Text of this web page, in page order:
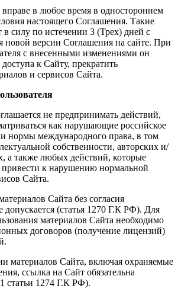
в любое время в одностороннем
настоящего Соглашения. Такие
в силу по истечении 3 (Трех) дней с
новой версии Соглашения на сайте. При
с внесенными изменениями он
доступа к Сайту, прекратить
и сервисов Сайта.
не предпринимать действий,
как нарушающие российское
нормы международного права, в том
собственности, авторских и/
а также любых действий, которые
к нарушению нормальной
Сайта.
Сайта без согласия
допускается (статья 1270 Г.К РФ). Для
материалов Сайта необходимо
договоров (получение лицензий)
материалов Сайта, включая охраняемые
ссылка на Сайт обязательна
статьи 1274 Г.К РФ).